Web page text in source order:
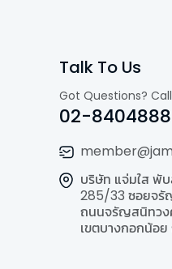
Talk To Us
Got Questions?
02-8404888
บริษัท แจ่มใส พั
285/33 ซอยจรั
ถนนจรัญสนิทวง
เขตบางกอกน้อ